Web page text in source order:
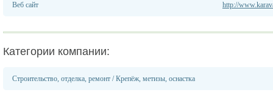
Веб сайт http://
Категории компании:
Строительство, отделка, ремонт /Крепёж, метизы, оснастка